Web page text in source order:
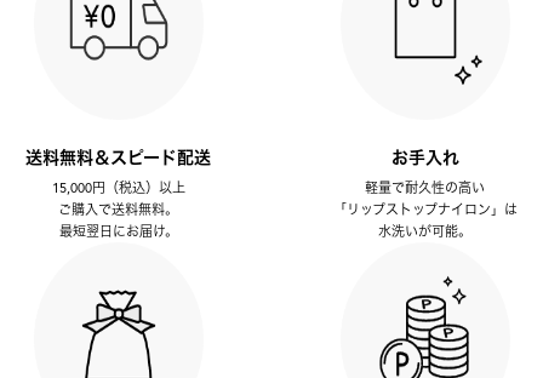
送料無料＆スピード配送
15,000円（税込）以上
ご購入で送料無料。
最短翌日にお届け。
お手入れ
軽量で耐久性の高い
「リップストップナイロン」は
水洗いが可能。